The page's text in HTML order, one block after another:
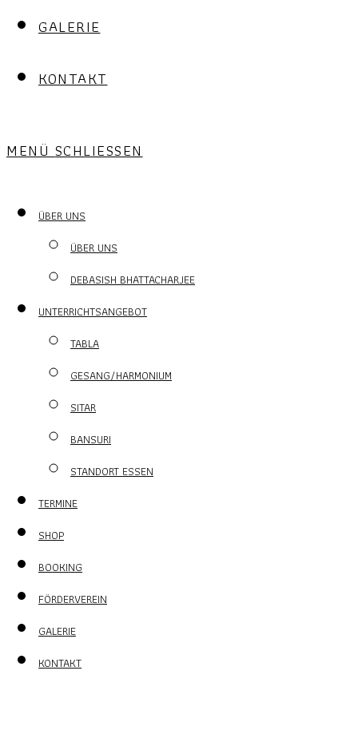
GALERIE
KONTAKT
MENÜ SCHLIESSEN
ÜBER UNS
ÜBER UNS
DEBASISH BHATTACHARJEE
UNTERRICHTSANGEBOT
TABLA
GESANG/HARMONIUM
SITAR
BANSURI
STANDORT ESSEN
TERMINE
SHOP
BOOKING
FÖRDERVEREIN
GALERIE
KONTAKT